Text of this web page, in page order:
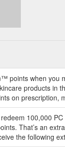
points when you
products in
on
100,000
That’s an
the following